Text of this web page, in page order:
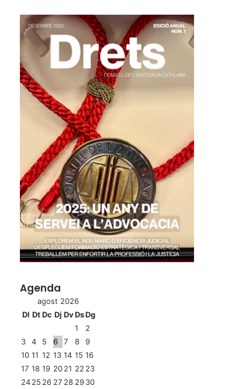
Agenda
agost 2026
Dl Dt Dc Dj DvDsDg
1
2
3
4 5 6 7 8
9
10 11 12 13 14 15 16
17 18 19 2021 22 23
2425 26 27 28 2930